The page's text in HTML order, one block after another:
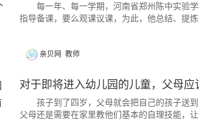
每一年、每一学期，河南省郑州陈中实验学
指导备课，要么观课议课，为此，他总结、提
亲贝网 教师
对于即将进入幼儿园的儿童，父母应
孩子到了四岁，父母就会把自己的孩子送到
父母还是需要在家里教他们基本的自理技能